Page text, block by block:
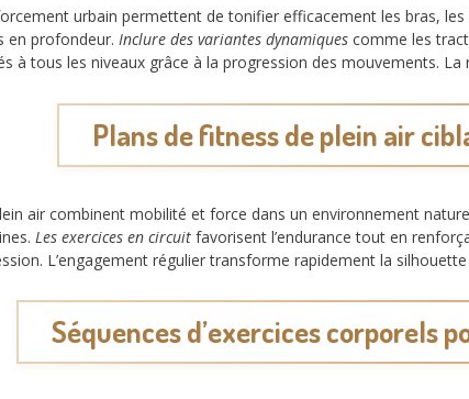
urbain permettent de tonifier efficacement les bras, les
en profondeur. Inclure des variantes dynamiques comme les
à tous les niveaux grâce à la progression des mouvements.
Plans de fitness de plein air
air combinent mobilité et force dans un environnement
Les exercices en circuit favorisent l’endurance tout en
L’engagement régulier transforme rapidement la
Séquences d’exercices corporels